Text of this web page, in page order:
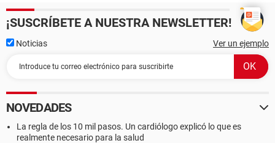
¡SUSCRÍBETE A NUESTRA NEWSLETTER!
Noticias Ver un ejemplo
NOVEDADES
La regla de los 10 mil pasos. Un cardiólogo explicó lo que es
realmente necesario para la salud